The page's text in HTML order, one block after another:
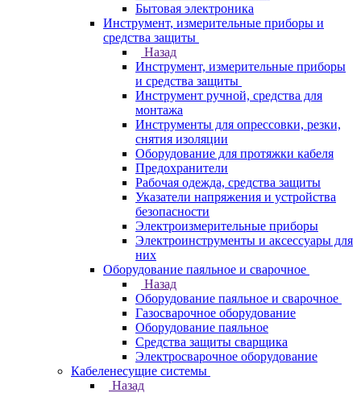
Бытовая электроника
Инструмент, измерительные приборы и
средства защиты
Назад
Инструмент, измерительные приборы
и средства защиты
Инструмент ручной, средства для
монтажа
Инструменты для опрессовки, резки,
снятия изоляции
Оборудование для протяжки кабеля
Предохранители
Рабочая одежда, средства защиты
Указатели напряжения и устройства
безопасности
Электроизмерительные приборы
Электроинструменты и аксессуары для
них
Оборудование паяльное и сварочное
Назад
Оборудование паяльное и сварочное
Газосварочное оборудование
Оборудование паяльное
Средства защиты сварщика
Электросварочное оборудование
Кабеленесущие системы
Назад